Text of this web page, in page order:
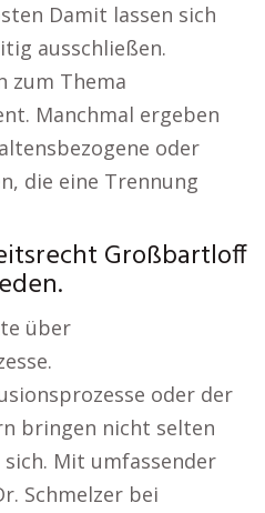
Damit lassen sich
ausschließen.
zum Thema
Manchmal ergeben
oder
die eine Trennung
Großbartloff
über
oder der
bringen nicht selten
Mit umfassender
Schmelzer bei